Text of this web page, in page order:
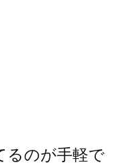
るのが手軽で